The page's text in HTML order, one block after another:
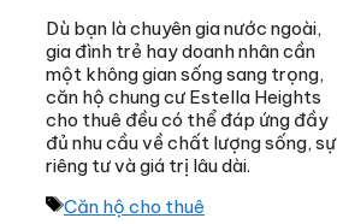
Dù bạn là chuyên gia nước ngoài,
gia đình trẻ hay doanh nhân cần
một không gian sống sang trọng,
căn hộ chung cư Estella Heights
cho thuê đều có thể đáp ứng đầy
đủ nhu cầu về chất lượng sống, sự
riêng tư và giá trị lâu dài.
Thẻ
Căn hộ cho thuê